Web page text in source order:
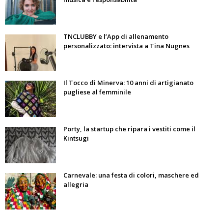
TNCLUBBY e l’App di allenamento
personalizzato: intervista a Tina Nugnes
Il Tocco di Minerva: 10 anni di artigianato
pugliese al femminile
Porty, la startup che ripara i vestiti come il
Kintsugi
Carnevale: una festa di colori, maschere ed
allegria